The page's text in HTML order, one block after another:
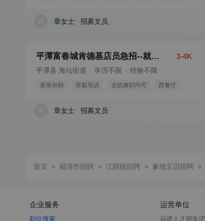
章女士 招募文员
平潭富春城肯德基店员急招--就近安排 3-4K
平潭县 海坛街道 学历不限 经验不限
夜班补助 带薪培训 全职兼职均可 西餐厅
章女士 招募文员
首页 > 福清市招聘 > 江阴镇招聘 > 爹地宝贝招聘 >
企业服务
职位搜索
运营单位
福建人才网集